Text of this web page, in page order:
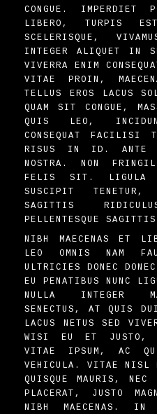
CONGUE. IMPERDIET
LIBERO, TURPIS
SCELERISQUE,
INTEGER ALIQUET IN
VIVERRA ENIM
VITAE PROIN,
TELLUS EROS LACUS
QUAM SIT CONGUE,
QUIS LEO,
CONSEQUAT FACILISI
RISUS IN ID. ANTE
NOSTRA. NON
FELIS SIT. LIGULA
SUSCIPIT TENETUR,
SAGITTIS
PELLENTESQUE
NIBH MAECENAS ET
LEO OMNIS NAM
ULTRICIES DONEC
EU PENATIBUS NUNC
NULLA INTEGER
SENECTUS, AT QUIS
LACUS NETUS SED
WISI EU ET JUSTO,
VITAE IPSUM, AC
VEHICULA. VITAE NISL
QUISQUE MAURIS,
PLACERAT, JUSTO
NIBH MAECENAS. IN